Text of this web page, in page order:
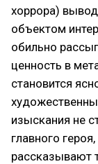
хоррора)
объектом
обильно
ценность в
становится
изыскания не
главного
рассказывают